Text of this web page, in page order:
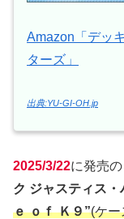
Amazon「デッ
ターズ」
出典:YU-GI-OH.jp
2025/3/22に発売
ク ジャスティス・
ｅ ｏｆ Ｋ９”(ケー